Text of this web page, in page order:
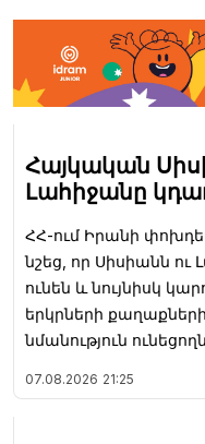
Հայկական
Լահիջանը
ՀՀ-ում Իրանի
նշեց, որ Սիսիանն ու
ունեն և նույնիսկ
երկրների
նմանություն
07.08.2026 21:25